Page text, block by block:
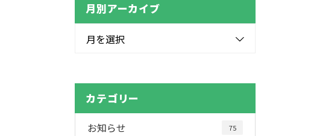
月別アーカイブ
月を選択
カテゴリー
お知らせ 75